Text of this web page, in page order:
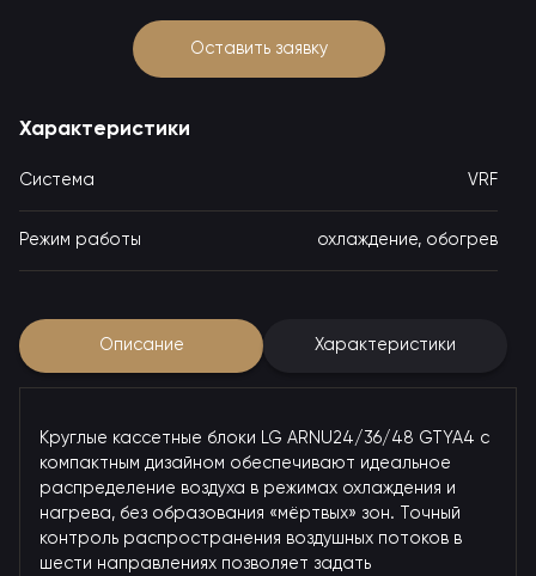
Оставить заявку
Характеристики
Система VRF
Режим работы охлаждение, обогрев
Описание Характеристики
Круглые кассетные блоки LG ARNU24/36/48 GTYA4 с
компактным дизайном обеспечивают идеальное
распределение воздуха в режимах охлаждения и
нагрева, без образования «мёртвых» зон. Точный
контроль распространения воздушных потоков в
шести направлениях позволяет задать